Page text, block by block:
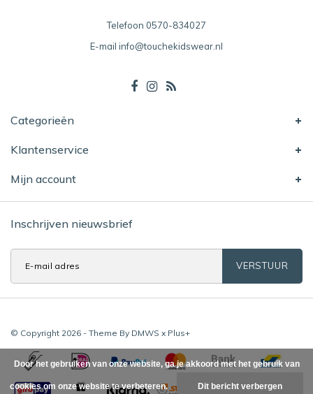
Telefoon 0570-834027
E-mail info@touchekidswear.nl
Categorieën
Klantenservice
Mijn account
Inschrijven nieuwsbrief
VERSTUUR
© Copyright 2026 - Theme By DMWS x Plus+
Door het gebruiken van onze website, ga je akkoord met het gebruik van
cookies om onze website te verbeteren. Dit bericht verbergen